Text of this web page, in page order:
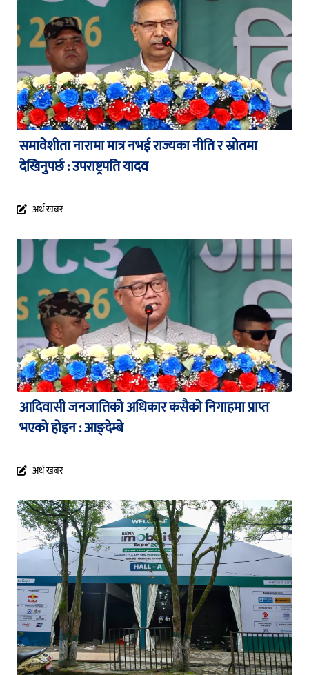
समावेशीता नारामा मात्र नभई राज्यका नीति र स्रोतमा
देखिनुपर्छ : उपराष्ट्रपति यादव
अर्थ खबर
आदिवासी जनजातिको अधिकार कसैको निगाहमा प्राप्त
भएको होइन : आङ्देम्बे
अर्थ खबर